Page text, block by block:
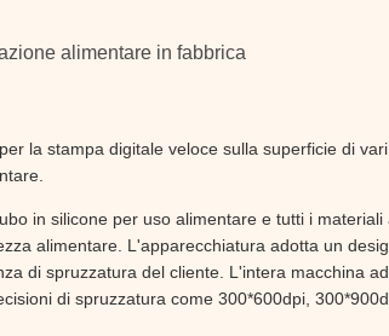
alimentare in fabbrica
la stampa digitale veloce sulla superficie di
in silicone per uso alimentare e tutti i
alimentare. L'apparecchiatura adotta un
di spruzzatura del cliente. L'intera macchina
di spruzzatura come 300*600dpi,